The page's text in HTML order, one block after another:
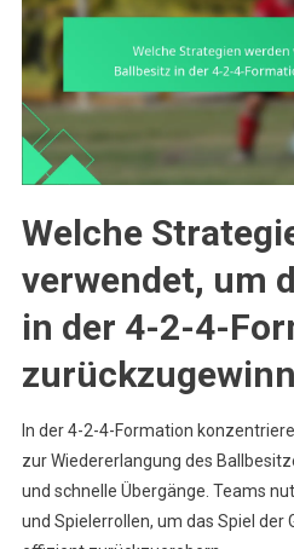
Welche
verwendet, um
in der 4-2-4-
In der 4-2-4-Formation
zur Wiedererlangung des
und schnelle Übergänge. Teams
und Spielerrollen, um das Spiel der